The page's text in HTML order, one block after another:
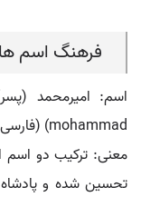
فرهنگ اسم ها
mohammad) (فارسی: اميرمحمّد) (انگلیسی: amir-mohammad)
معنی: ترکیب دو اسم
تحسین شده و